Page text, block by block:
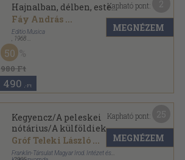
Hajnalban, délben, este...
Fáy András ...
Editio Musica
1968
Papír
980 Ft
50
490 ,-Ft
Kapható pont:
MEGNÉZEM
Kegyencz/A peleskei
nótárius/A külföldiek
Gróf Teleki László ...
Franklin-Társulat Magyar Irod. Intézet és
Kapható pont:
MEGNÉZEM